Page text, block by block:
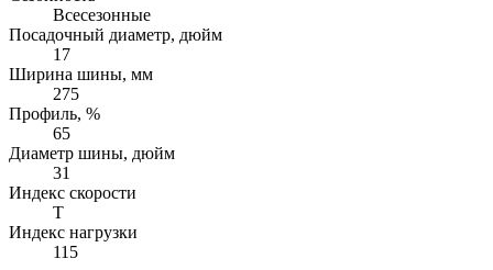
Всесезонные
Посадочный диаметр, дюйм
17
Ширина шины, мм
275
Профиль, %
65
Диаметр шины, дюйм
31
Индекс скорости
T
Индекс нагрузки
115